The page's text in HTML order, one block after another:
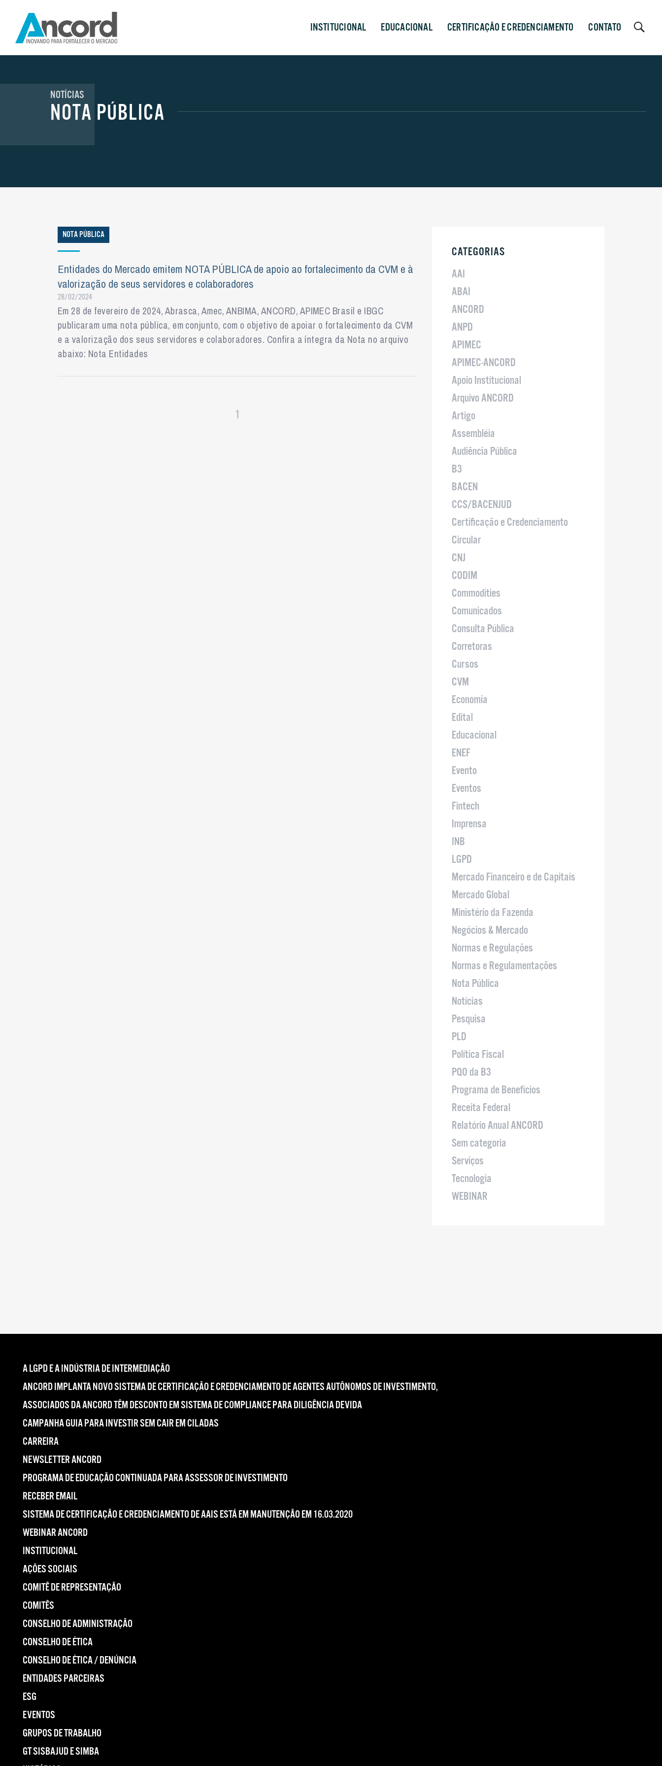
INSTITUCIONAL EDUCACIONAL CERTIFICAÇÃO E CREDENCIAMENTO CONTATO
NOTÍCIAS
NOTA PÚBLICA
NOTA PÚBLICA
Entidades do Mercado emitem NOTA PÚBLICA de apoio ao fortalecimento da CVM e à
valorização de seus servidores e colaboradores
28/02/2024
Em 28 de fevereiro de 2024, Abrasca, Amec, ANBIMA, ANCORD, APIMEC Brasil e IBGC
publicaram uma nota pública, em conjunto, com o objetivo de apoiar o fortalecimento da CVM
e a valorização dos seus servidores e colaboradores. Confira a íntegra da Nota no arquivo
abaixo: Nota Entidades
1
CATEGORIAS
AAI
ABAI
ANCORD
ANPD
APIMEC
APIMEC-ANCORD
Apoio Institucional
Arquivo ANCORD
Artigo
Assembléia
Audiência Pública
B3
BACEN
CCS/BACENJUD
Certificação e Credenciamento
Circular
CNJ
CODIM
Commodities
Comunicados
Consulta Pública
Corretoras
Cursos
CVM
Economia
Edital
Educacional
ENEF
Evento
Eventos
Fintech
Imprensa
INB
LGPD
Mercado Financeiro e de Capitais
Mercado Global
Ministério da Fazenda
Negócios & Mercado
Normas e Regulações
Normas e Regulamentações
Nota Pública
Notícias
Pesquisa
PLD
Política Fiscal
PQO da B3
Programa de Benefícios
Receita Federal
Relatório Anual ANCORD
Sem categoria
Serviços
Tecnologia
WEBINAR
A LGPD E A INDÚSTRIA DE INTERMEDIAÇÃO
ANCORD IMPLANTA NOVO SISTEMA DE CERTIFICAÇÃO E CREDENCIAMENTO DE AGENTES AUTÔNOMOS DE INVESTIMENTO,
ASSOCIADOS DA ANCORD TÊM DESCONTO EM SISTEMA DE COMPLIANCE PARA DILIGÊNCIA DEVIDA
CAMPANHA GUIA PARA INVESTIR SEM CAIR EM CILADAS
CARREIRA
NEWSLETTER ANCORD
PROGRAMA DE EDUCAÇÃO CONTINUADA PARA ASSESSOR DE INVESTIMENTO
RECEBER EMAIL
SISTEMA DE CERTIFICAÇÃO E CREDENCIAMENTO DE AAIS ESTÁ EM MANUTENÇÃO EM 16.03.2020
WEBINAR ANCORD
INSTITUCIONAL
AÇÕES SOCIAIS
COMITÊ DE REPRESENTAÇÃO
COMITÊS
CONSELHO DE ADMINISTRAÇÃO
CONSELHO DE ÉTICA
CONSELHO DE ÉTICA / DENÚNCIA
ENTIDADES PARCEIRAS
ESG
EVENTOS
GRUPOS DE TRABALHO
GT SISBAJUD E SIMBA